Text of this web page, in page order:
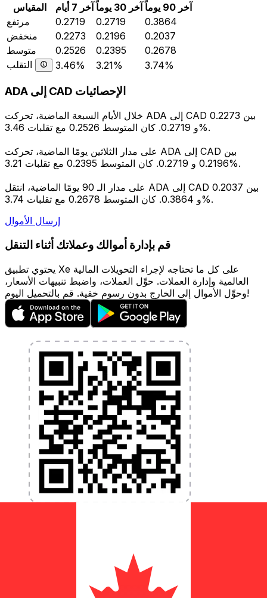
المقياس آخر 7 أيام آخر 30 يوماً
آخر 90 يوماً
مرتفع
0.2719 0.2719
0.3864
منخفض
0.2273 0.2196
0.2037
متوسط
0.2526 0.2395
0.2678
التقلب
3.46% 3.21% 3.74%
ADA إلى CAD الإحصائيات
خلال الأيام السبعة الماضية، تحركت ADA إلى CAD بين 0.2273
و 0.2719. كان المتوسط 0.2526 مع تقلبات 3.46%.
على مدار الثلاثين يومًا الماضية، تحركت ADA إلى CAD بين
0.2196 و 0.2719. كان المتوسط 0.2395 مع تقلبات 3.21%.
على مدار الـ 90 يومًا الماضية، انتقل ADA إلى CAD بين 0.2037
و 0.3864. كان المتوسط 0.2678 مع تقلبات 3.74%.
إرسال الأموال
قم بإدارة أموالك وعملاتك أثناء التنقل
يحتوي تطبيق Xe على كل ما تحتاجه لإجراء التحويلات المالية
العالمية وإدارة العملات. حوِّل العملات، واضبط تنبيهات الأسعار،
وحوِّل الأموال إلى الخارج بدون رسوم خفية. قم بالتحميل اليوم!